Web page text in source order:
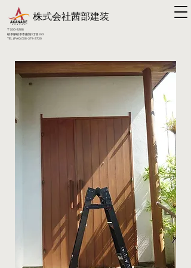
株式会社茜部建装
〒500-8288
​岐阜県岐阜市南鶉3丁目322
TEL (FAX):058-374-3730